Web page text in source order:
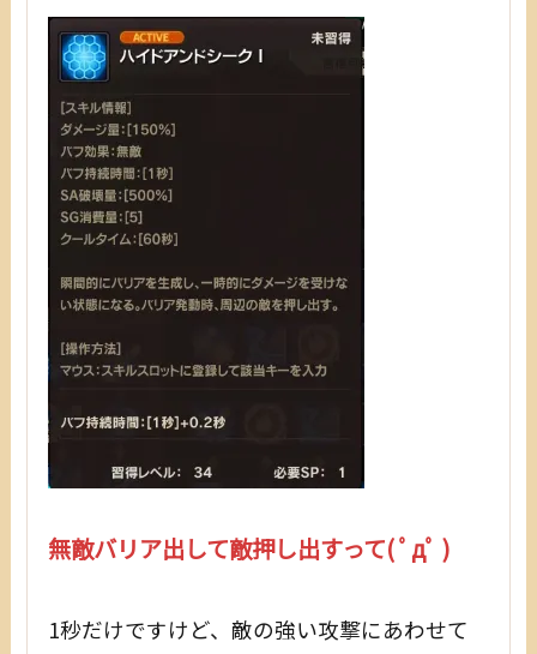
無敵バリア出して敵押し出すって( ﾟдﾟ )
1秒だけですけど、敵の強い攻撃にあわせて